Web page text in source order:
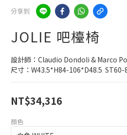
分享到
JOLIE 吧檯椅
設計師：Claudio Dondoli & Marco
尺寸：W43.5*H84-106*D48.5  ST60-
NT$34,316
顏色